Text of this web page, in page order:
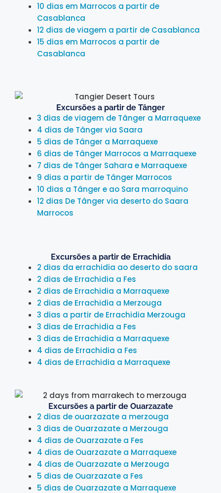
10 dias em Marrocos a partir de
Casablanca
12 dias de viagem a partir de Casablanca
15 dias em Marrocos a partir de
Casablanca
Excursões a partir de Tânger
3 dias de viagem de Tânger a Marraquexe
4 dias de Tânger via Saara
5 dias de Tânger a Marraquexe
6 dias de Tânger Marrocos a Marraquexe
7 dias de Tânger Sahara e Marraquexe
9 dias a partir de Tânger Marrocos
10 dias a Tânger e ao Sara marroquino
12 dias De Tânger via deserto do Saara
Marrocos
Excursões a partir de Errachidia
2 dias da errachidia ao deserto do saara
2 dias de Errachidia a Fes
2 dias de Errachidia a Marraquexe
2 dias de Errachidia a Merzouga
3 dias a partir de Errachidia Merzouga
3 dias de Errachidia a Fes
3 dias de Errachidia a Marraquexe
4 dias de Errachidia a Fes
4 dias de Errachidia a Marraquexe
Excursões a partir de Ouarzazate
2 dias de ouarzazate a merzouga
3 dias de Ouarzazate a Merzouga
4 dias de Ouarzazate a Fes
4 dias de Ouarzazate a Marraquexe
4 dias de Ouarzazate a Merzouga
5 dias de Ouarzazate a Fes
5 dias de Ouarzazate a Marraquexe